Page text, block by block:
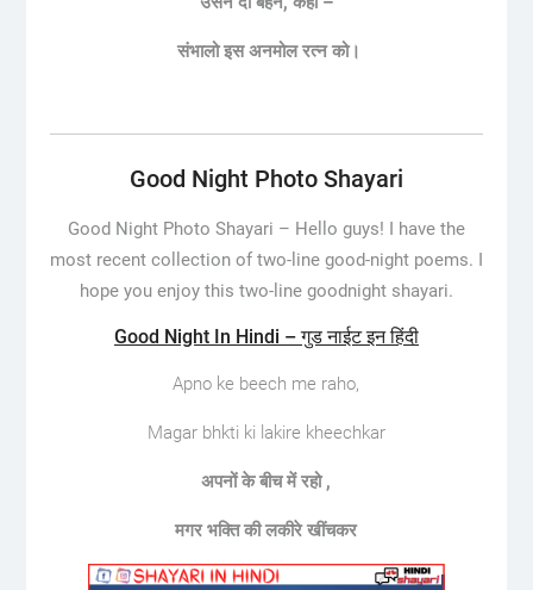
संभालो इस अनमोल रत्न को।
Good Night Photo Shayari
Good Night Photo Shayari – Hello guys! I have the
most recent collection of two-line good-night poems. I
hope you enjoy this two-line goodnight shayari.
Good Night In Hindi – गुड नाईट इन हिंदी
Apno ke beech me raho,
Magar bhkti ki lakire kheechkar
अपनों के बीच में रहो ,
मगर भक्ति की लकीरे खींचकर